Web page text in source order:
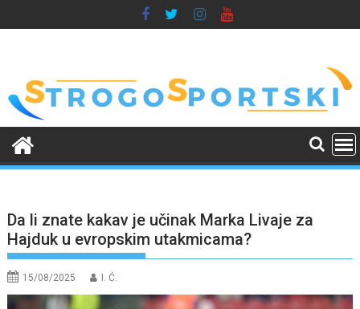
to
Da li znate kakav je učinak Marka Livaje za
Hajduk u evropskim utakmicama?
15/08/2025 I. Ć.